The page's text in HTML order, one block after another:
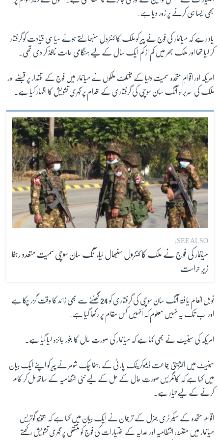
بھی ایسا ہی کرنے پر زور دیا ہے۔
یاد رہے کہ میانمار کی فوج نے پیر کو ملک کا کنٹرول سنبھالتے ہوئے سیاسی قیادت کو گرفتار
کر لیا تھا اور ملک بھر میں کم از کم ایک سال کے لیے ہنگامی حالت نافذ کر دی تھی۔
امریکہ اور اقوامِ متحدہ سمیت دنیا کے مختلف ملکوں نے میانمار میں فوج کے اقتدار پر قبضے اور
ملک کی سربراہ آنگ سان سوچی کی گرفتاری کے اقدام پر گہری تشویش کا اظہار کیا ہے۔
SEE ALSO:
میانمار کی فوج نے ملک کا کنٹرول سنبھال لیا، آنگ سان سوچی سمیت متعدد رہنما
زیرِ حراست
نوبل انعام یافتہ آنگ سان سوچی کی گرفتاری کو 24 گھنٹے سے بھی زائد کا وقت گزر چکا ہے
اور اب تک یہ نہیں معلوم کہ اُنہیں کس مقام پر رکھا گیا ہے۔
امریکہ کی سینیٹ نے بھی کہا ہے کہ میانمار کی صورتِ حال کا بغور جائزہ لیا گیا ہے۔
سینیٹ میں اکثریتی جماعت ڈیموکریٹک پارٹی کے رہنما چک شومر نے پیر کو اپنے ایک بیان
میں کہا ہے کہ کانگریس صورتِ حال کے حل کے لیے نئی انتظامیہ کے ساتھ مل کر کام
کرنے کے لیے تیار ہے۔
اقوامِ متحدہ کے سیکرٹری جنرل کے ترجمان نے ایک بیان میں کہا ہے کہ انتونیو گوتریس
میانمار میں مقننہ، انتظامیہ اور عدلیہ کے اختیارات کی فوج کو منتقلی پر گہری تشویش رکھتے